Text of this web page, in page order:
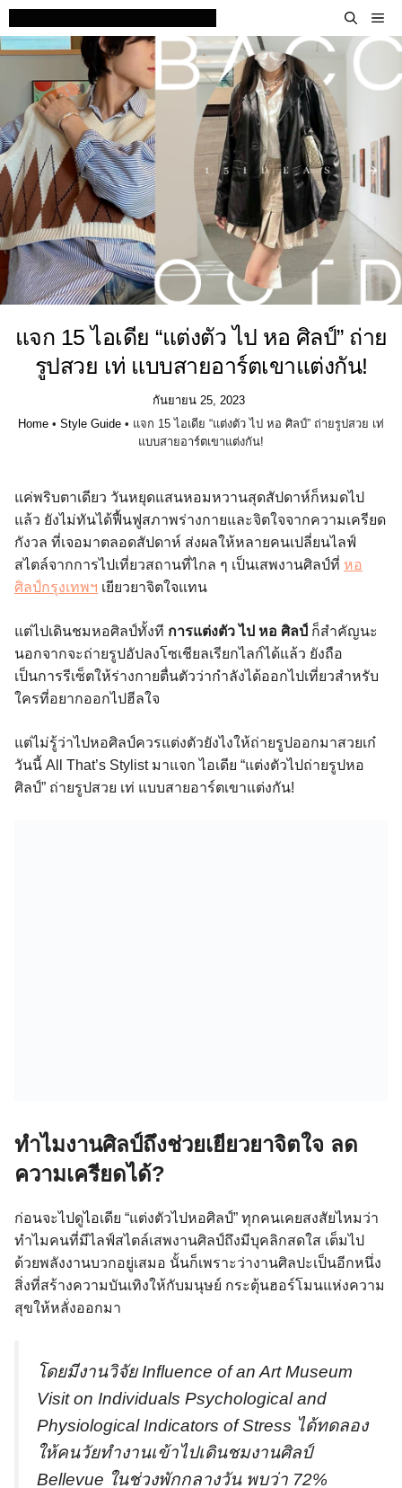
Skip
to
content
แจก 15 ไอเดีย “แต่งตัว ไป หอ ศิลป์” ถ่าย
รูปสวย เท่ แบบสายอาร์ตเขาแต่งกัน!
กันยายน 25, 2023
Home • Style Guide • แจก 15 ไอเดีย “แต่งตัว ไป หอ ศิลป์” ถ่ายรูปสวย เท่
แบบสายอาร์ตเขาแต่งกัน!
แค่พริบตาเดียว วันหยุดแสนหอมหวานสุดสัปดาห์ก็หมดไป
แล้ว ยังไม่ทันได้ฟื้นฟูสภาพร่างกายและจิตใจจากความเครียด
กังวล ที่เจอมาตลอดสัปดาห์ ส่งผลให้หลายคนเปลี่ยนไลฟ์
สไตล์จากการไปเที่ยวสถานที่ไกล ๆ เป็นเสพงานศิลป์ที่ หอ
ศิลป์กรุงเทพฯ เยียวยาจิตใจแทน
แต่ไปเดินชมหอศิลป์ทั้งที การแต่งตัว ไป หอ ศิลป์ ก็สำคัญนะ
นอกจากจะถ่ายรูปอัปลงโซเชียลเรียกไลก์ได้แล้ว ยังถือ
เป็นการรีเซ็ตให้ร่างกายตื่นตัวว่ากำลังได้ออกไปเที่ยวสำหรับ
ใครที่อยากออกไปฮีลใจ
แต่ไม่รู้ว่าไปหอศิลป์ควรแต่งตัวยังไงให้ถ่ายรูปออกมาสวยเก๋
วันนี้ All That’s Stylist มาแจก ไอเดีย “แต่งตัวไปถ่ายรูปหอ
ศิลป์” ถ่ายรูปสวย เท่ แบบสายอาร์ตเขาแต่งกัน!
ทำไมงานศิลป์ถึงช่วยเยียวยาจิตใจ ลด
ความเครียดได้?
ก่อนจะไปดูไอเดีย “แต่งตัวไปหอศิลป์” ทุกคนเคยสงสัยไหมว่า
ทำไมคนที่มีไลฟ์สไตล์เสพงานศิลป์ถึงมีบุคลิกสดใส เต็มไป
ด้วยพลังงานบวกอยู่เสมอ นั้นก็เพราะว่างานศิลปะเป็นอีกหนึ่ง
สิ่งที่สร้างความบันเทิงให้กับมนุษย์ กระตุ้นฮอร์โมนแห่งความ
สุขให้หลั่งออกมา
โดยมีงานวิจัย Influence of an Art Museum
Visit on Individuals Psychological and
Physiological Indicators of Stress ได้ทดลอง
ให้คนวัยทำงานเข้าไปเดินชมงานศิลป์
Bellevue ในช่วงพักกลางวัน พบว่า 72%